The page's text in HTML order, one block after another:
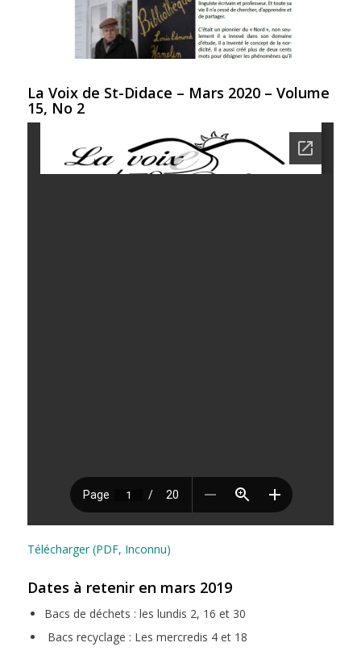
La Voix de St-Didace – Mars 2020 – Volume
15, No 2
Télécharger (PDF, Inconnu)
Dates à retenir en mars 2019
Bacs de déchets : les lundis 2, 16 et 30
Bacs recyclage : Les mercredis 4 et 18